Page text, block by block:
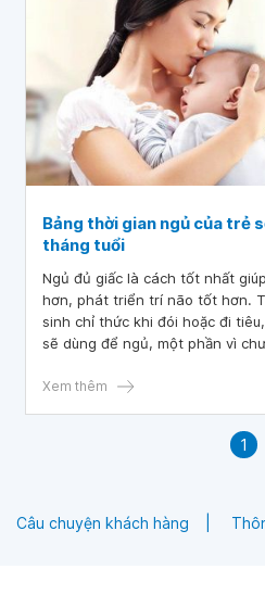
Bảng thời gian ngủ của trẻ
tháng tuổi
Ngủ đủ giấc là cách tốt nhất
hơn, phát triển trí não tốt hơn.
sinh chỉ thức khi đói hoặc đi
sẽ dùng để ngủ, một phần vì
bụng mẹ.
Xem thêm
1
Câu chuyện khách hàng